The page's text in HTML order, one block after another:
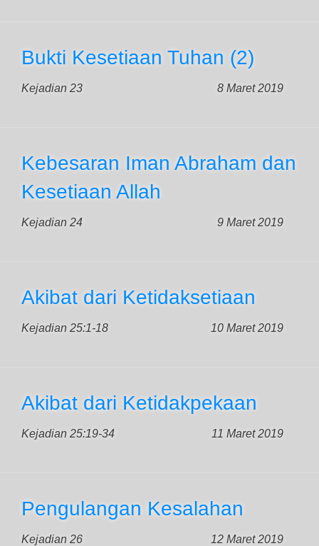
Bukti Kesetiaan Tuhan (2)
Kejadian 23 8 Maret 2019
Kebesaran Iman Abraham dan
Kesetiaan Allah
Kejadian 24 9 Maret 2019
Akibat dari Ketidaksetiaan
Kejadian 25:1-18 10 Maret 2019
Akibat dari Ketidakpekaan
Kejadian 25:19-34 11 Maret 2019
Pengulangan Kesalahan
Kejadian 26 12 Maret 2019